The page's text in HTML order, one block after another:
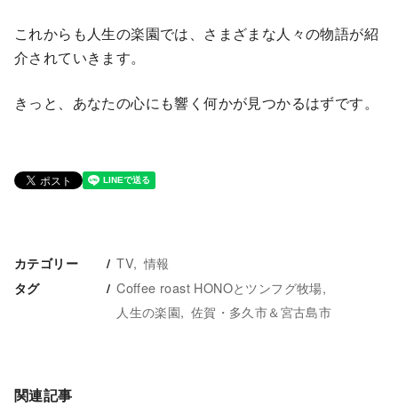
これからも人生の楽園では、さまざまな人々の物語が紹
介されていきます。
きっと、あなたの心にも響く何かが見つかるはずです。
カテゴリー TV 情報
タグ
Coffee roast HONOとツンフグ牧場
人生の楽園
佐賀・多久市＆宮古島市
関連記事